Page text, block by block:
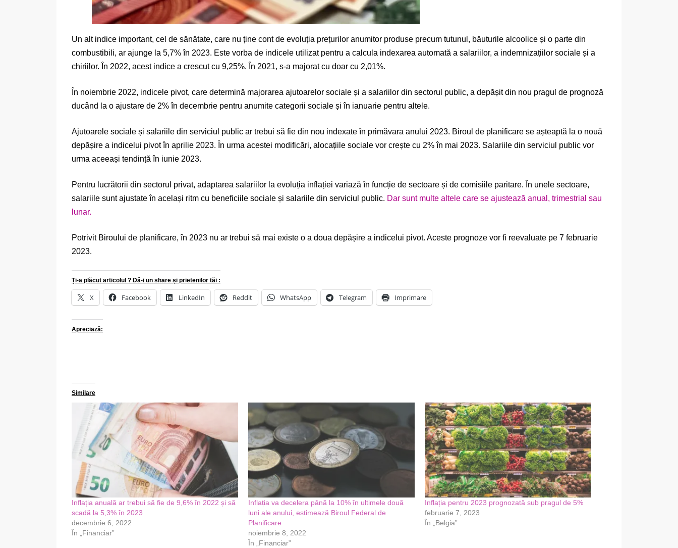
Un alt indice important, cel de sănătate, care nu ține cont de evoluția prețurilor anumitor produse precum tutunul, băuturile alcoolice și o parte din
combustibili, ar ajunge la 5,7% în 2023. Este vorba de indicele utilizat pentru a calcula indexarea automată a salariilor, a indemnizațiilor sociale și a
chiriilor. În 2022, acest indice a crescut cu 9,25%. În 2021, s-a majorat cu doar cu 2,01%.
În noiembrie 2022, indicele pivot, care determină majorarea ajutoarelor sociale și a salariilor din sectorul public, a depășit din nou pragul de prognoză
ducând la o ajustare de 2% în decembrie pentru anumite categorii sociale și în ianuarie pentru altele.
Ajutoarele sociale și salariile din serviciul public ar trebui să fie din nou indexate în primăvara anului 2023. Biroul de planificare se așteaptă la o nouă
depășire a indicelui pivot în aprilie 2023. În urma acestei modificări, alocațiile sociale vor crește cu 2% în mai 2023. Salariile din serviciul public vor
urma aceeași tendință în iunie 2023.
Pentru lucrătorii din sectorul privat, adaptarea salariilor la evoluția inflației variază în funcție de sectoare și de comisiile paritare. În unele sectoare,
salariile sunt ajustate în același ritm cu beneficiile sociale și salariile din serviciul public. Dar sunt multe altele care se ajustează anual, trimestrial sau
lunar.
Potrivit Biroului de planificare, în 2023 nu ar trebui să mai existe o a doua depășire a indicelui pivot. Aceste prognoze vor fi reevaluate pe 7 februarie
2023.
Ți-a plăcut articolul ? Dă-i un share și prietenilor tăi :
X Facebook LinkedIn Reddit WhatsApp Telegram Imprimare
Apreciază:
Similare
Inflația anuală ar trebui să fie de 9,6% în 2022 și să
scadă la 5,3% în 2023
decembrie 6, 2022
În „Financiar”
Inflația va decelera până la 10% în ultimele două
luni ale anului, estimează Biroul Federal de
Planificare
noiembrie 8, 2022
În „Financiar”
Inflația pentru 2023 prognozată sub pragul de 5%
februarie 7, 2023
În „Belgia”